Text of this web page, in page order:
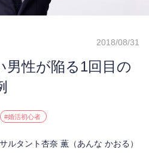
2018/08/31
男性が陥る1回目の
#婚活初心者
ルタント杏奈 薫（あんな かおる）